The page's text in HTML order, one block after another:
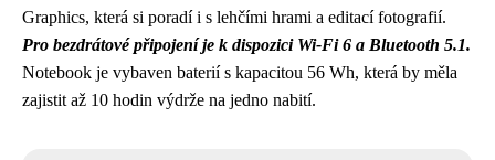
Graphics, která si poradí i s lehčími hrami a editací fotografií.
Pro bezdrátové připojení je k dispozici Wi-Fi 6 a Bluetooth 5.1.
Notebook je vybaven baterií s kapacitou 56 Wh, která by měla
zajistit až 10 hodin výdrže na jedno nabití.